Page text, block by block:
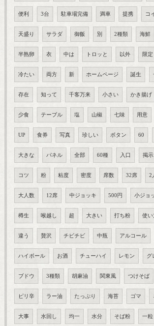
便利 3台 駐車場完備 満車 提携 コ
天盛り サラダ 御飯 別 2種類 海鮮
半熟卵 衣 中は トロッと 以外 限定
冷たい 両方 新 ホームページ 誕生
存在 知って 千客万来 小さい かき揚げ
少食 テーブル 塩 山椒 七味 用意
UP 食券 写真 珍しい ボタン 60
大きな パネル 全部 60種 入口 掲示
コツ 粉 粘度 密度 席数 32席 2
大人数 12席 中ジョッキ 500円 小ジョ
樽生 喉越し 超 大きい 打ち粉 使い
違う 贅沢 チビチビ 中瓶 アルコール
ハイボール お酒 チューハイ レモン グ
ブドウ 3種類 胡麻油 関東風 つけそば
ピリ辛 ラー油 たっぷり 海苔 ゴマ
大事 水回し 均一 水分 そば粉 一粒